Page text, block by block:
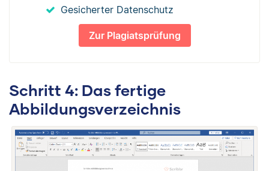
Gesicherter Datenschutz
Zur Plagiatsprüfung
Schritt 4: Das fertige
Abbildungsverzeichnis